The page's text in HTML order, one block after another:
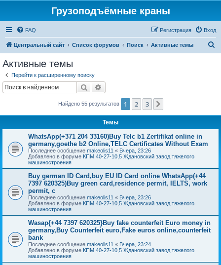
Грузоподъёмные краны
FAQ Вход
Регистрация
Центральный сайт Список форумов Поиск Активные темы
Активные темы
Перейти к расширенному поиску
Поиск
Найдено 55 результатов 1 2 3
Темы
WhatsApp(+371 204 33160)Buy Telc b1 Zertifikat online in
germany,goethe b2 Online,TELC Certificates Without Exam
Последнее сообщение makeolis11 « Вчера, 23:26
Добавлено в форуме КПМ 40-27-10,5 Ждановский завод тяжелого
машиностроения
Buy german ID Card,buy EU ID Card online WhatsApp(+44
7397 620325)Buy green card,residence permit, IELTS, work
permit, c
Последнее сообщение makeolis11 « Вчера, 23:26
Добавлено в форуме КПМ 40-27-10,5 Ждановский завод тяжелого
машиностроения
Wasap{+44 7397 620325}Buy fake counterfeit Euro money in
germany,Buy Counterfeit euro,Fake euros online,counterfeit
bank
Последнее сообщение makeolis11 « Вчера, 23:24
Добавлено в форуме КПМ 40-27-10,5 Ждановский завод тяжелого
машиностроения